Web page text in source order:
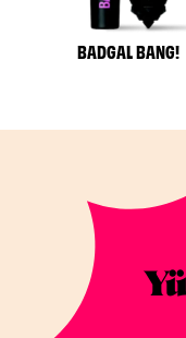
BADGAL BANG!